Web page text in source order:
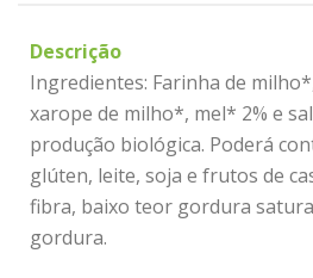
Descrição
Ingredientes: Farinha de
xarope de milho*, mel* 2% e
produção biológica. Poderá
glúten, leite, soja e frutos de
fibra, baixo teor gordura
gordura.